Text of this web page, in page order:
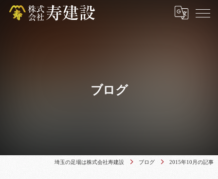
ブログ
埼玉の足場は株式会社寿建設 ブログ 2015年10月の記事